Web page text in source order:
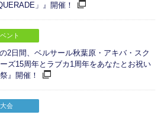
」』開催！
ント
2日間、ベルサール秋葉原・アキバ・スク
ズ15周年とラブカ1周年をあなたとお祝い
』開催！
大会